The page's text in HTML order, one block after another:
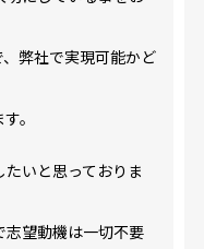
弊社で実現可能かど
。
いと思っておりま
志望動機は一切不要